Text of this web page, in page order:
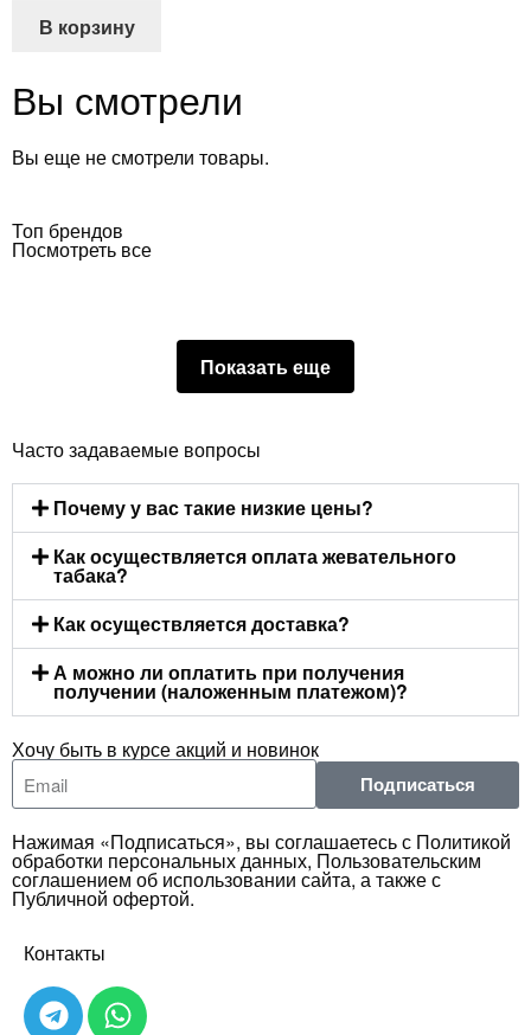
В корзину
Вы смотрели
Вы еще не смотрели товары.
Топ брендов
Посмотреть все
Показать еще
Часто задаваемые вопросы
Почему у вас такие низкие цены?
Как осуществляется оплата жевательного
табака?
Как осуществляется доставка?
А можно ли оплатить при получения
получении (наложенным платежом)?
Хочу быть в курсе акций и новинок
Подписаться
Нажимая «Подписаться», вы соглашаетесь с Политикой
обработки персональных данных, Пользовательским
соглашением об использовании сайта, а также с
Публичной офертой.
Контакты